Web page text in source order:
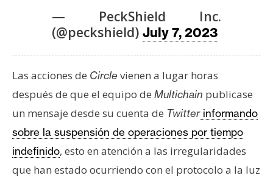
c
u
r
o
s
— PeckShield Inc.
(@peckshield) July 7, 2023
Las acciones de Circle vienen a lugar horas
después de que el equipo de Multichain publicase
un mensaje desde su cuenta de Twitterinformando
sobre la suspensión de operaciones por tiempo
indefinido, esto en atención a las irregularidades
que han estado ocurriendo con el protocolo a la luz